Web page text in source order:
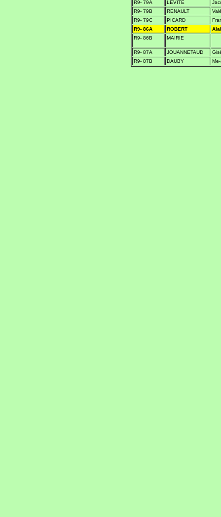
R9- 79A LÉVITE
R9- 79B
RENAULT
R9- 79C
PICARD
R9- 86A
ROBERT
R9- 86B
MAIRIE
R9- 87A JOUANNETAUD
R9- 87B
DAUBY